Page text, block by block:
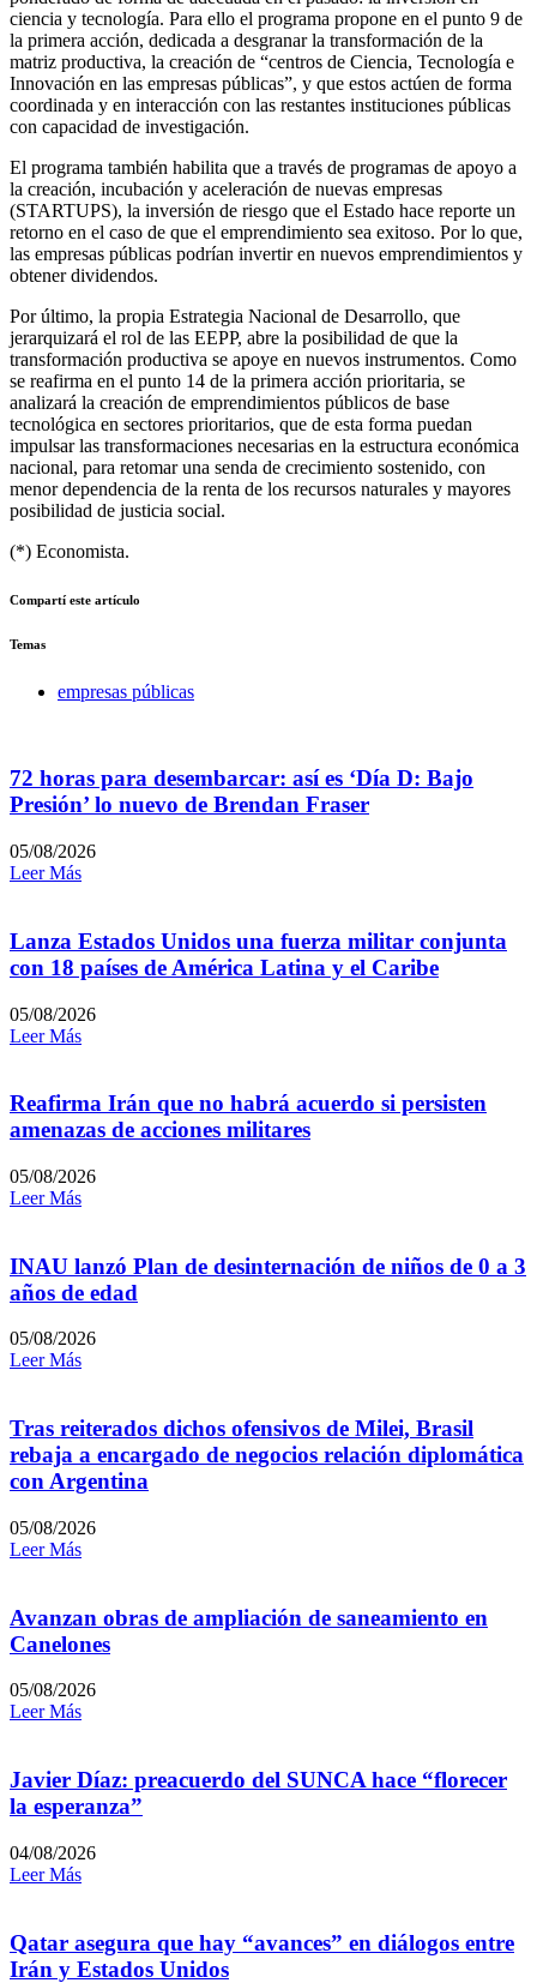
ciencia y tecnología. Para ello el programa propone en el punto 9 de
la primera acción, dedicada a desgranar la transformación de la
matriz productiva, la creación de “centros de Ciencia, Tecnología e
Innovación en las empresas públicas”, y que estos actúen de forma
coordinada y en interacción con las restantes instituciones públicas
con capacidad de investigación.
El programa también habilita que a través de programas de apoyo a
la creación, incubación y aceleración de nuevas empresas
(STARTUPS), la inversión de riesgo que el Estado hace reporte un
retorno en el caso de que el emprendimiento sea exitoso. Por lo que,
las empresas públicas podrían invertir en nuevos emprendimientos y
obtener dividendos.
Por último, la propia Estrategia Nacional de Desarrollo, que
jerarquizará el rol de las EEPP, abre la posibilidad de que la
transformación productiva se apoye en nuevos instrumentos. Como
se reafirma en el punto 14 de la primera acción prioritaria, se
analizará la creación de emprendimientos públicos de base
tecnológica en sectores prioritarios, que de esta forma puedan
impulsar las transformaciones necesarias en la estructura económica
nacional, para retomar una senda de crecimiento sostenido, con
menor dependencia de la renta de los recursos naturales y mayores
posibilidad de justicia social.
(*) Economista.
Compartí este artículo
Temas
empresas públicas
72 horas para desembarcar: así es ‘Día D: Bajo
Presión’ lo nuevo de Brendan Fraser
05/08/2026
Leer Más
Lanza Estados Unidos una fuerza militar conjunta
con 18 países de América Latina y el Caribe
05/08/2026
Leer Más
Reafirma Irán que no habrá acuerdo si persisten
amenazas de acciones militares
05/08/2026
Leer Más
INAU lanzó Plan de desinternación de niños de 0 a 3
años de edad
05/08/2026
Leer Más
Tras reiterados dichos ofensivos de Milei, Brasil
rebaja a encargado de negocios relación diplomática
con Argentina
05/08/2026
Leer Más
Avanzan obras de ampliación de saneamiento en
Canelones
05/08/2026
Leer Más
Javier Díaz: preacuerdo del SUNCA hace “florecer
la esperanza”
04/08/2026
Leer Más
Qatar asegura que hay “avances” en diálogos entre
Irán y Estados Unidos